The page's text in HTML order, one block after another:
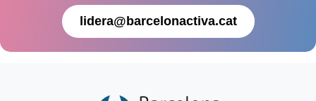
lidera@barcelonactiva.cat